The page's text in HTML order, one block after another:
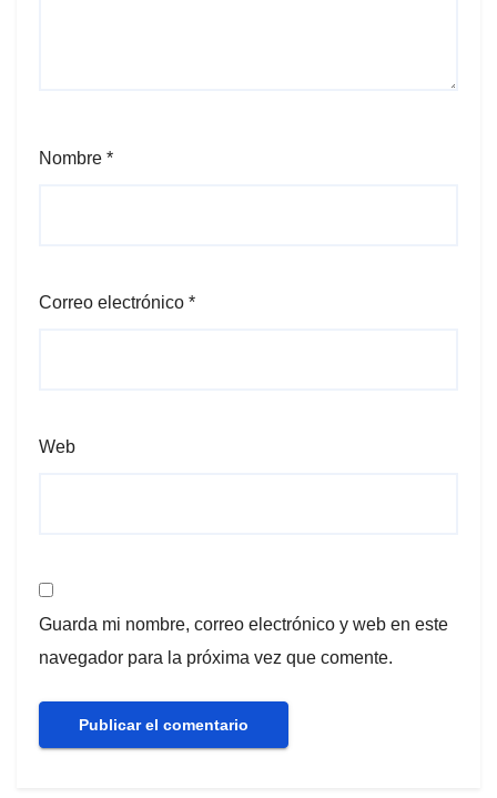
Nombre *
Correo electrónico *
Web
Guarda mi nombre, correo electrónico y web en este
navegador para la próxima vez que comente.